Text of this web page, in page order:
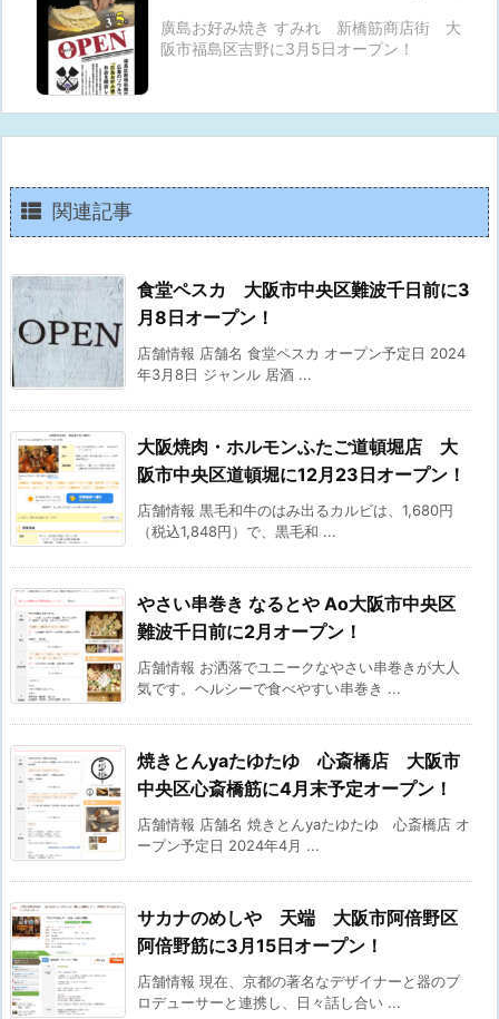
廣島お好み焼き すみれ 新橋筋商店街 大
阪市福島区吉野に3月5日オープン！
関連記事
食堂ペスカ 大阪市中央区難波千日前に3
月8日オープン！
店舗情報 店舗名 食堂ペスカ オープン予定日 2024
年3月8日 ジャンル 居酒 ...
大阪焼肉・ホルモンふたご道頓堀店 大
阪市中央区道頓堀に12月23日オープン！
店舗情報 黒毛和牛のはみ出るカルビは、1,680円
（税込1,848円）で、黒毛和 ...
やさい串巻き なるとや Ao大阪市中央区
難波千日前に2月オープン！
店舗情報 お洒落でユニークなやさい串巻きが大人
気です。ヘルシーで食べやすい串巻き ...
焼きとんyaたゆたゆ 心斎橋店 大阪市
中央区心斎橋筋に4月末予定オープン！
店舗情報 店舗名 焼きとんyaたゆたゆ 心斎橋店 オ
ープン予定日 2024年4月 ...
サカナのめしや 天端 大阪市阿倍野区
阿倍野筋に3月15日オープン！
店舗情報 現在、京都の著名なデザイナーと器のプ
ロデューサーと連携し、日々話し合い ...